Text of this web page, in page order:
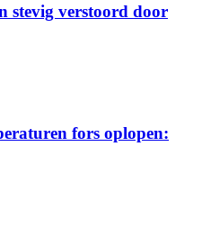
stevig verstoord door
fors oplopen: